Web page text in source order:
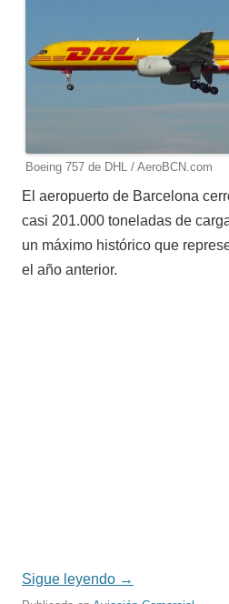
Boeing 757 de DHL / AeroBCN.com
El aeropuerto de Barcelona
casi 201.000 toneladas de
un máximo histórico que
el año anterior.
Sigue leyendo →